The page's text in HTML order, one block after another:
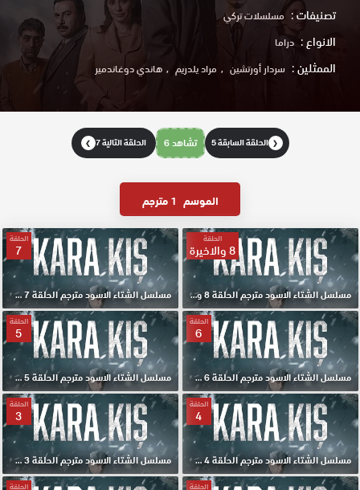
تصنيفات : مسلسلات تركي
الانواع : دراما
الممثلين : سردار أورتشين مراد يلدريم هاندي دوغاندمير
❮ الحلقة السابقة 5 تشاهد 6 الحلقة التالية 7 ❯
الموسم 1 مترجم
الحلقة
8 والاخيرة
مسلسل الشتاء الاسود مترجم الحلقة 8 والاخيرة HD
الحلقة
7
مسلسل الشتاء الاسود مترجم الحلقة 7 HD
الحلقة
6
مسلسل الشتاء الاسود مترجم الحلقة 6 HD
الحلقة
5
مسلسل الشتاء الاسود مترجم الحلقة 5 HD
الحلقة
4
مسلسل الشتاء الاسود مترجم الحلقة 4 HD
الحلقة
3
مسلسل الشتاء الاسود مترجم الحلقة 3 HD
الحلقة الحلقة